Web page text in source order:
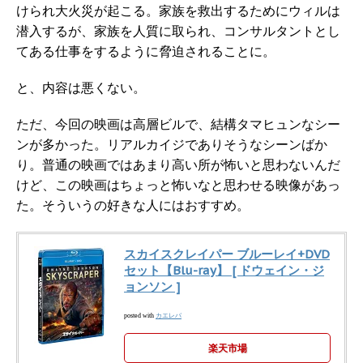
けられ大火災が起こる。家族を救出するためにウィルは
潜入するが、家族を人質に取られ、コンサルタントとし
てある仕事をするように脅迫されることに。
と、内容は悪くない。
ただ、今回の映画は高層ビルで、結構タマヒュンなシー
ンが多かった。リアルカイジでありそうなシーンばか
り。普通の映画ではあまり高い所が怖いと思わないんだ
けど、この映画はちょっと怖いなと思わせる映像があっ
た。そういうの好きな人にはおすすめ。
スカイスクレイパー ブルーレイ+DVD
セット【Blu-ray】 [ ドウェイン・ジ
ョンソン ]
posted with カエレバ
楽天市場